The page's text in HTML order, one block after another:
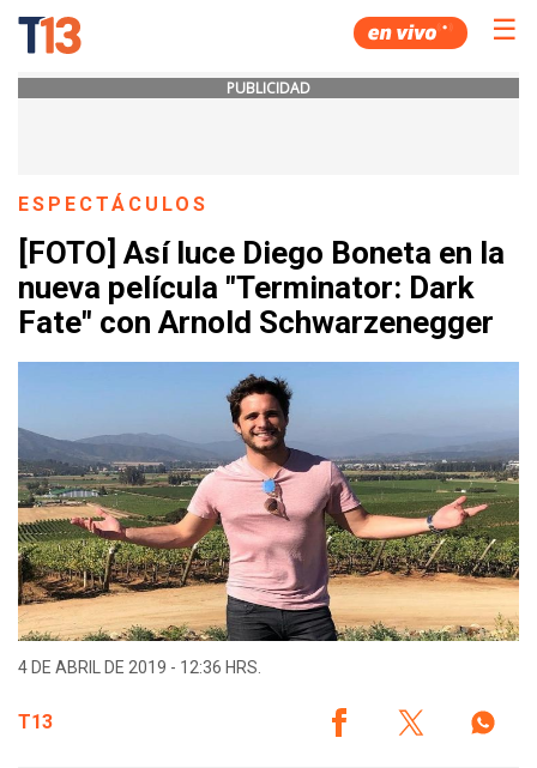
☰
PUBLICIDAD
ESPECTÁCULOS
[FOTO] Así luce Diego Boneta en la
nueva película "Terminator: Dark
Fate" con Arnold Schwarzenegger
4 DE ABRIL DE 2019 - 12:36 HRS.
T13